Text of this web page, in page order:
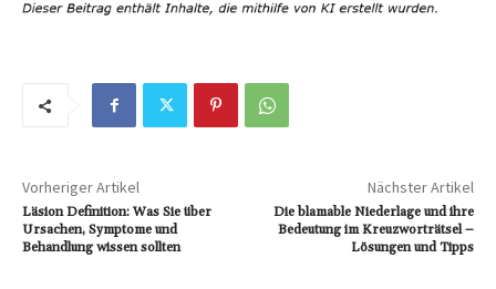
Vorheriger Artikel
Läsion Definition: Was Sie über
Ursachen, Symptome und
Behandlung wissen sollten
Nächster Artikel
Die blamable Niederlage und ihre
Bedeutung im Kreuzworträtsel –
Lösungen und Tipps